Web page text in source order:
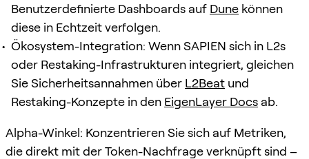
Benutzerdefinierte Dashboards auf Dune können
diese in Echtzeit verfolgen.
Ökosystem-Integration: Wenn SAPIEN sich in L2s
oder Restaking-Infrastrukturen integriert, gleichen
Sie Sicherheitsannahmen über L2Beat und
Restaking-Konzepte in den EigenLayer Docs ab.
Alpha-Winkel: Konzentrieren Sie sich auf Metriken,
die direkt mit der Token-Nachfrage verknüpft sind –